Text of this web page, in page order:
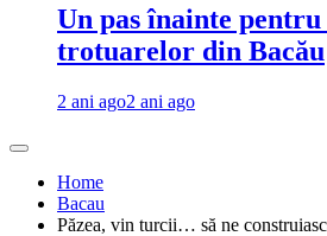
Un pas înainte
trotuarelor din Bacău
2 ani ago2 ani ago
Home
Bacau
Păzea, vin turcii… să ne